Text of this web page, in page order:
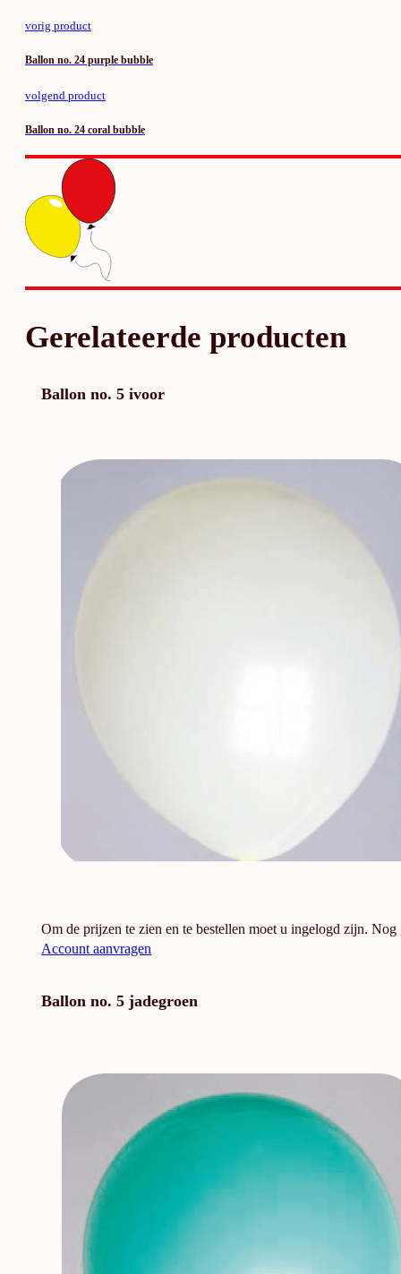
vorig product
Ballon no. 24 purple bubble
volgend product
Ballon no. 24 coral bubble
Gerelateerde producten
Ballon no. 5 ivoor
Om de prijzen te zien en te bestellen moet u ingelogd zijn. Nog
Account aanvragen
Ballon no. 5 jadegroen